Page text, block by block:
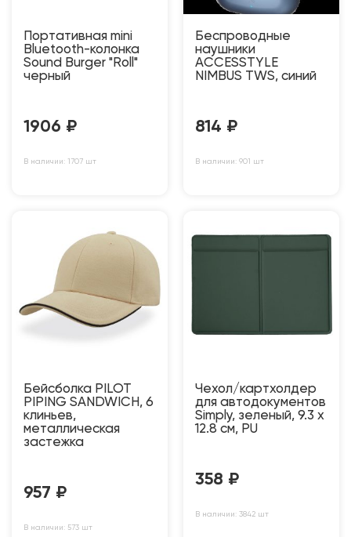
Портативная mini
Bluetooth-колонка
Sound Burger "Roll"
черный
1906 ₽
В наличии: 1707 шт
Беспроводные
наушники
ACCESSTYLE
NIMBUS TWS, синий
814 ₽
В наличии: 901 шт
Бейсболка PILOT
PIPING SANDWICH, 6
клиньев,
металлическая
застежка
957 ₽
В наличии: 573 шт
Чехол/картхолдер
для автодокументов
Simply, зеленый, 9.3 х
12.8 см, PU
358 ₽
В наличии: 3842 шт